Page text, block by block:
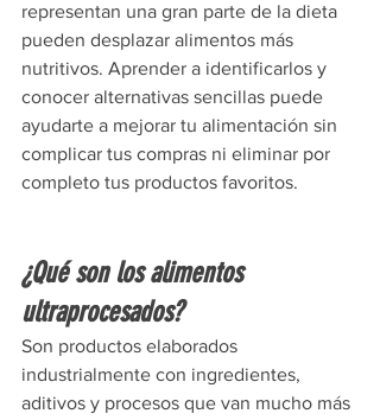
representan una gran parte de la dieta
pueden desplazar alimentos más
nutritivos. Aprender a identificarlos y
conocer alternativas sencillas puede
ayudarte a mejorar tu alimentación sin
complicar tus compras ni eliminar por
completo tus productos favoritos.
¿Qué son los alimentos
ultraprocesados?
Son productos elaborados
industrialmente con ingredientes,
aditivos y procesos que van mucho más